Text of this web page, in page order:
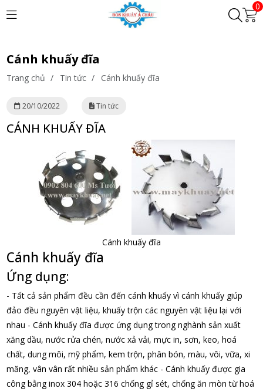
0
Cánh khuấy đĩa
Trang chủ / Tin tức / Cánh khuấy đĩa
20/10/2022 Tin tức
CÁNH KHUẤY ĐĨA
Cánh khuấy đĩa
Cánh khuấy đĩa
Ứng dụng:
- Tất cả sản phẩm đều cần đến cánh khuấy vì cánh khuấy giúp
đảo đều nguyên vật liệu, khuấy trộn các nguyên vật liệu lại với
nhau - Cánh khuấy đĩa được ứng dụng trong nghành sản xuất
xăng dầu, nước rửa chén, nước xả vải, mực in, sơn, keo, hoá
chất, dung môi, mỹ phẩm, kem trộn, phân bón, màu, vôi, vữa, xi
măng, vân vân rất nhiều sản phẩm khác - Cánh khuấy được gia
công bằng inox 304 hoặc 316 chống gỉ sét, chống ăn mòn từ hoá